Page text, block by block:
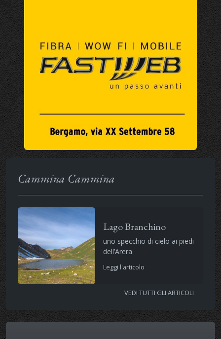
Cammina Cammina
Lago Branchino
uno specchio di cielo ai piedi
dell’Arera
Leggi l'articolo
VEDI TUTTI GLI ARTICOLI